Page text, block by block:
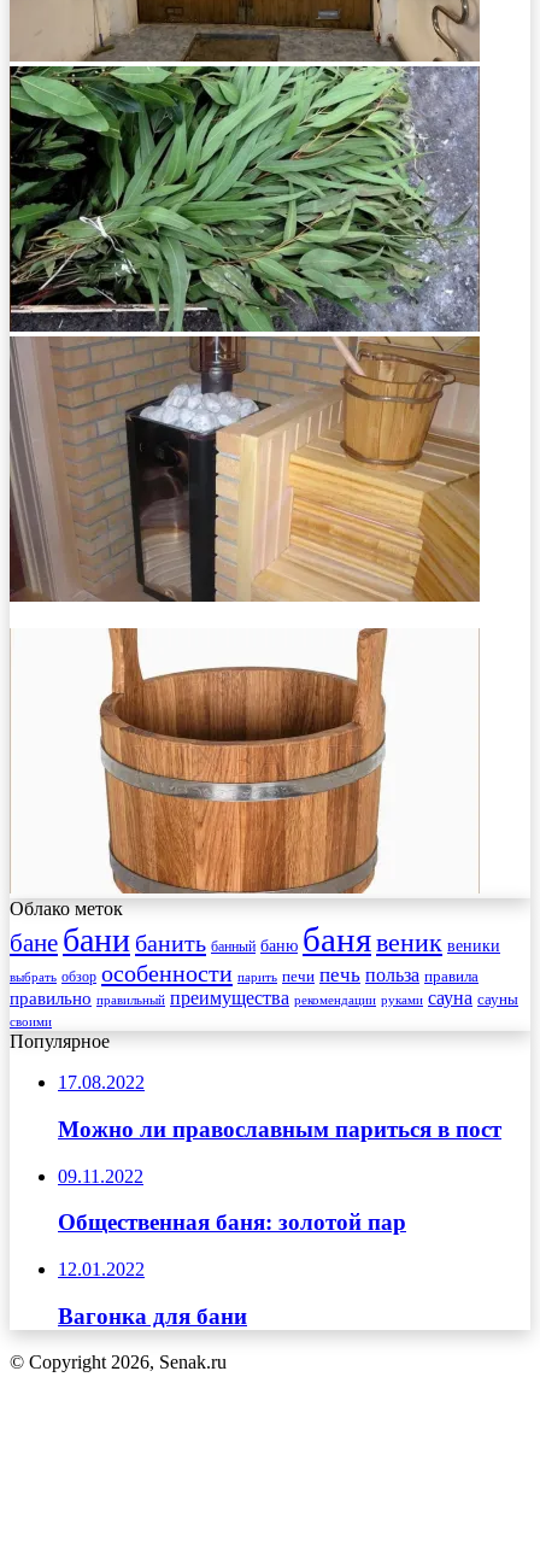
Облако меток
бане бани банить банный баню банявеник веники
выбрать обзор особенности парить печи печь польза правила
правильно правильный преимущества рекомендации руками сауна сауны
своими
Популярное
17.08.2022
Можно ли православным париться в пост
09.11.2022
Общественная баня: золотой пар
12.01.2022
Вагонка для бани
© Copyright 2026, Senak.ru